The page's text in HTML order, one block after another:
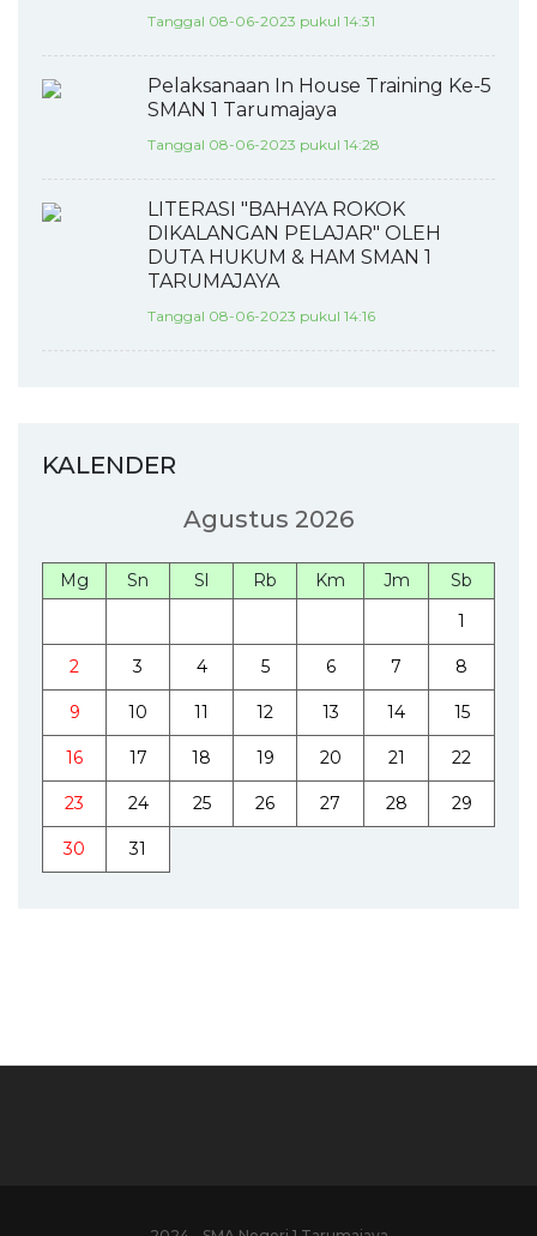
Tanggal 08-06-2023 pukul 14:31
Pelaksanaan In House Training Ke-5
SMAN 1 Tarumajaya
Tanggal 08-06-2023 pukul 14:28
LITERASI "BAHAYA ROKOK
DIKALANGAN PELAJAR" OLEH
DUTA HUKUM & HAM SMAN 1
TARUMAJAYA
Tanggal 08-06-2023 pukul 14:16
KALENDER
Agustus 2026
Mg Sn Sl Rb Km Jm
Sb
1
2 3 4 5 6 7 8
9 10 11 12 13 14 15
16 17 18 19 20 21 22
23 24 25 26 27 28 29
30 31